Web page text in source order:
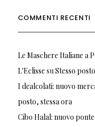
COMMENTI RECENTI
Le Maschere Italiane a
L'Eclisse suStesso
I dealcolati: nuovo
posto, stessa ora
Cibo Halal: nuovo